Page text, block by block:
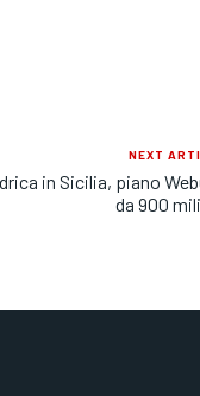
NEXT
in Sicilia, piano
da 900